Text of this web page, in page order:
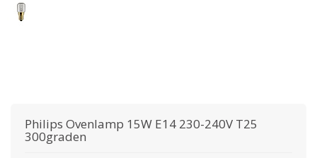
Philips Ovenlamp 15W E14 230-240V T25
300graden